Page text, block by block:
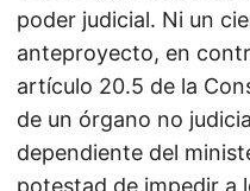
poder judicial. Ni un
anteproyecto, en
artículo 20.5 de la
de un órgano no
dependiente del
potestad de impedir a